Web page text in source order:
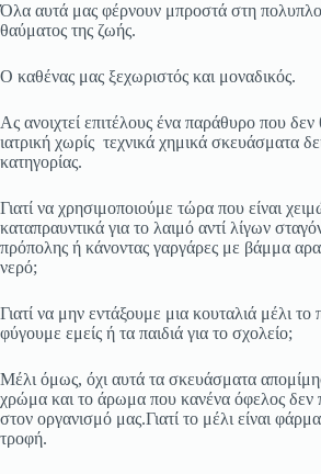
Όλα αυτά μας φέρνουν μπροστά στη
θαύματος της ζωής.
Ο καθένας μας ξεχωριστός και μοναδικός.
Ας ανοιχτεί επιτέλους ένα παράθυρο που δεν
ιατρική χωρίς τεχνικά χημικά σκευάσματα
κατηγορίας.
Γιατί να χρησιμοποιούμε τώρα που είναι
καταπραυντικά για το λαιμό αντί λίγων
πρόπολης ή κάνοντας γαργάρες με βάμμα
νερό;
Γιατί να μην εντάξουμε μια κουταλιά μέλι το
φύγουμε εμείς ή τα παιδιά για το σχολείο;
Μέλι όμως, όχι αυτά τα σκευάσματα
χρώμα και το άρωμα που κανένα όφελος δεν
στον οργανισμό μας.Γιατί το μέλι είναι
τροφή.